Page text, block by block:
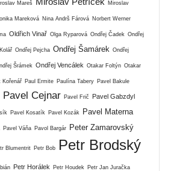
Mareš Miroslav
Mareková Nina Andrš Fárová Norbert Werner
Oldřich Vinař Olga Ryparová Ondřej Čadek Ondřej
Ondřej Pejcha Ondřej Šamárek Ondřej
Šrámek Ondřej Vencálek Otakar Foltýn Otakar
Kořenář Paul Ermite Paulína Tabery Pavel Bakule
Pavel Cejnar Pavel Frič Pavel Gabzdyl
Pavel Kosatík Pavel Kozák Pavel Materna
Pavel Váňa Pavol Bargár Peter Zamarovský
Blumentrit Petr Bob Petr Brodský
Petr Horálek Petr Houdek Petr Jan Juračka